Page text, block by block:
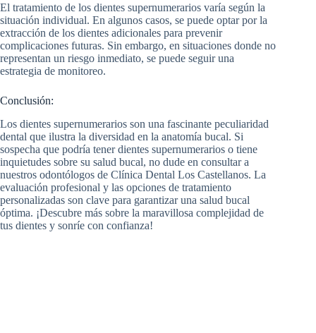
El tratamiento de los dientes supernumerarios varía según la
situación individual. En algunos casos, se puede optar por la
extracción de los dientes adicionales para prevenir
complicaciones futuras. Sin embargo, en situaciones donde no
representan un riesgo inmediato, se puede seguir una
estrategia de monitoreo.
Conclusión:
Los dientes supernumerarios son una fascinante peculiaridad
dental que ilustra la diversidad en la anatomía bucal. Si
sospecha que podría tener dientes supernumerarios o tiene
inquietudes sobre su salud bucal, no dude en consultar a
nuestros odontólogos de Clínica Dental Los Castellanos. La
evaluación profesional y las opciones de tratamiento
personalizadas son clave para garantizar una salud bucal
óptima. ¡Descubre más sobre la maravillosa complejidad de
tus dientes y sonríe con confianza!